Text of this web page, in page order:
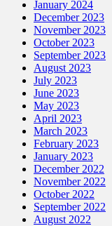
January 2024
December 2023
November 2023
October 2023
September 2023
August 2023
July 2023
June 2023
May 2023
April 2023
March 2023
February 2023
January 2023
December 2022
November 2022
October 2022
September 2022
August 2022